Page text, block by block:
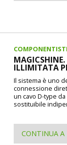
ILLIMITATA
Il sistema è uno
connessione
un cavo D-type
sostituibile
CONTINUA A